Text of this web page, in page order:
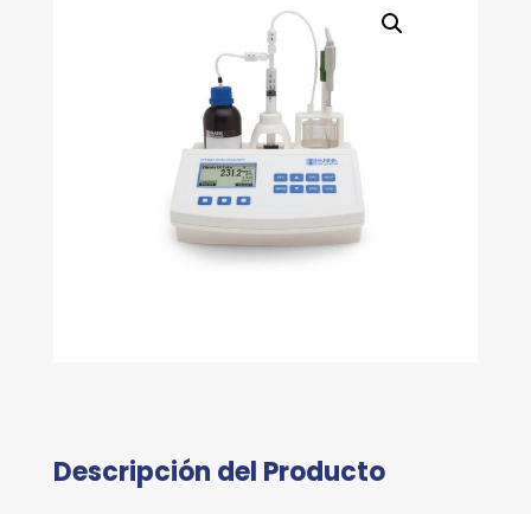
Descripción del Producto